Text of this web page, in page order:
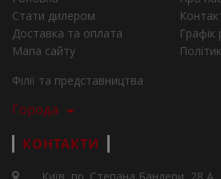
Стати дилером
Доставка та оплата
Мапа сайту
Філії та представництва
Города
КОНТАКТИ